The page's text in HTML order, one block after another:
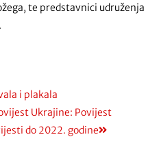
te predstavnici udruženja
i plakala
Ukrajine: Povijest
do 2022. godine